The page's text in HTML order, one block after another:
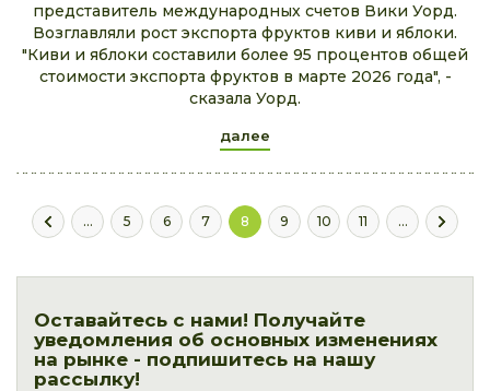
представитель международных счетов Вики Уорд.
Возглавляли рост экспорта фруктов киви и яблоки.
"Киви и яблоки составили более 95 процентов общей
стоимости экспорта фруктов в марте 2026 года", -
сказала Уорд.
далее
... 5 6 7 8 9 10 11 ...
Оставайтесь с нами! Получайте
уведомления об основных изменениях
на рынке - подпишитесь на нашу
рассылку!